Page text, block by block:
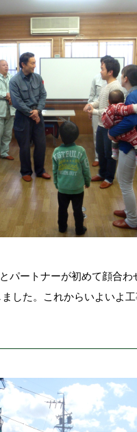
パートナーが初めて顔合わ
した。これからいよいよ